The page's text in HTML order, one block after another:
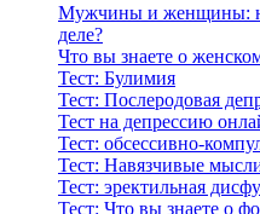
Мужчины и женщины:
деле?
Что вы знаете о
Тест: Булимия
Тест: Послеродовая
Тест на депрессию
Тест: обсессивно-
Тест: Навязчивые
Тест: эректильная
Тест: Что вы знаете о